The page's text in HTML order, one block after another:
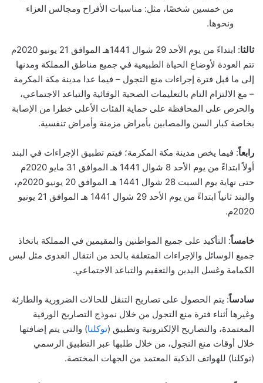
من خمسين شخصًا، مثل: مناسبات الأفراح ومجالس العزاء
ونحوها.
ثالثا
: ابتداءً من يوم الأحد 29 شوال 1441هـ الموافق 21 يونيو 2020م
تتم العودة لأوضاع الحياة الطبيعية في جميع مناطق المملكة ومدنها
إلى ما قبل فترة إجراءات منع التجول – فيما عدا مدينة مكة المكرمة
– مع الالتزام التام بالتعليمات الصحية الوقائية والتباعد الاجتماعي،
والحرص على المحافظة على حماية الفئات الأعلى خطرا من الإصابة
بخاصة كبار السن والمصابين بأمراض مزمنة وأمراض تنفسية.
رابعاً: فيما يخص مدينة مكة المكرمة؛ فيتم تطبيق الإجراءات في البند
أولاً ابتداءً من يوم الأحد 8 شوال 1441 هـ الموافق 31 مايو 2020م
حتى نهاية يوم السبت 28 شوال 1441 هـ الموافق 20 يونيو 2020م،
والبند ثانياً ابتداءً من يوم الأحد 29 شوال 1441 هـ الموافق 21 يونيو
2020م.
خامساً: التأكيد على جميع المواطنين والمقيمين في المملكة باتخاذ
جميع الوسائل والإجراءات المتعلقة بالحد من انتقال العدوى مثل لبس
الكمامة وغسل اليدين والتعقيم والتباعد الاجتماعي.
سادساً: يتم الحصول على تصاريح التنقل للحالات الضرورية والطارئة
وغيرها أثناء فترة منع التجول من خلال نموذج التصاريح الورقية
المعتمدة، والتصاريح الإلكترونية وتطبيق (توكلنا) والتي يتم إضافتها
خلال أوقات منع التجول، من خلال طلبها عبر التطبيق الرسمي
(توكلنا) للهواتف الذكية المعتمد من الجهات المختصة.